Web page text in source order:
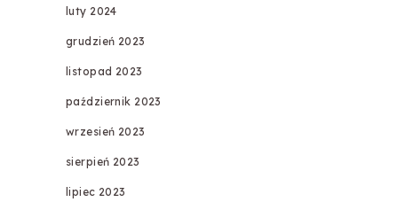
luty 2024
grudzień 2023
listopad 2023
październik 2023
wrzesień 2023
sierpień 2023
lipiec 2023